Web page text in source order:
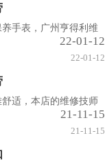
手表，广州亨得利维
22-01-12
22-01-12
适，本店的维修技师
21-11-15
21-11-15